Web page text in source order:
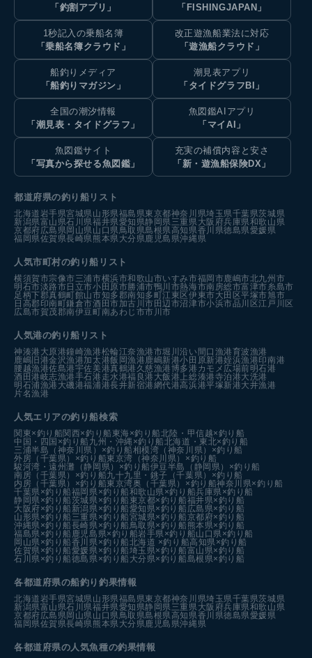
「釣割アプリ」
「FISHINGJAPAN」
1秒記入の乗船名簿
「乗船名簿クラウド」
改正遊漁船業法に対応
「遊漁船クラウド」
船釣りメディア
「船釣りマガジン」
潮見表アプリ
「タイドグラフBI」
全国の潮汐情報
「潮見表・タイドグラフ」
魚図鑑AIアプリ
「マイAI」
魚図鑑サイト
「写真から探せる魚図鑑」
充実の補償内容と安さ
「新・遊漁船保険DX」
都道府県の釣り船リスト
北海道 岩手県宮城県 山形県福島県東京都神奈川県埼玉県千葉県茨城県
新潟県富山県石川県福井県愛知県静岡県 三重県 大阪府兵庫県和歌山県
京都府広島県岡山県 山口県 鳥取県島根県高知県香川県徳島県愛媛県
福岡県佐賀県長崎県 熊本県 大分県 鹿児島県沖縄県
人気市町村の釣り船リスト
横須賀市宗像市三浦市横浜市和歌山市いすみ市福岡市鹿嶋市北九州市
明石市淡路市日立市小田原市勝浦市鴨川市熱海市南房総市富津市糸島市
足柄下郡真鶴町館山市知多郡南知多町江東区伊東市大田区平塚市旭市
日高郡印南町鎌倉市酒田市加古川市田辺市沼津市小浜市品川区江戸川区
広島市賀茂郡南伊豆町南あわじ市市川市
人気港の釣り船リスト
神湊港 大原港鐘崎漁港松輪江奈漁港市堀川沿い 間口漁港育波漁港
鹿嶋旧港金沢漁港加太港飯岡漁港 鹿嶋新港小田原新港姪浜漁港印南港
腰越漁港佐島港宇佐美港真鶴港 久慈漁港博多港カモメ広場前明石港
酒田港岐志漁港手石港 走水港福良港 大飯港 上総湊港寺泊港大洗港
明石浦漁港 大磯港福浦港長井新宿港網代港高浜港平塚新港大井漁港
片名漁港
人気エリアの釣り船検索
関東×釣り船関西×釣り船 東海×釣り船北陸・甲信越×釣り船
中国・四国×釣り船 九州・沖縄×釣り船北海道・東北×釣り船
三浦半島（神奈川県）×釣り船相模湾（神奈川県）×釣り船
外房（千葉県）×釣り船東京湾（神奈川県）×釣り船
駿河湾・遠州灘（静岡県）×釣り船伊豆半島（静岡県）×釣り船
南房（千葉県）×釣り船九十九里・銚子（千葉県）×釣り船
内房（千葉県）×釣り船東京湾奥（千葉県）×釣り船神奈川県×釣り船
千葉県×釣り船福岡県×釣り船和歌山県×釣り船兵庫県×釣り船
静岡県×釣り船茨城県×釣り船 東京都×釣り船福井県×釣り船
大阪府×釣り船 新潟県×釣り船愛知県×釣り船 広島県×釣り船
山形県×釣り船 三重県×釣り船宮城県×釣り船京都府×釣り船
沖縄県×釣り船長崎県×釣り船 鳥取県×釣り船 熊本県×釣り船
福島県×釣り船 鹿児島県×釣り船岩手県×釣り船山口県×釣り船
岡山県×釣り船香川県×釣り船北海道 ×釣り船高知県×釣り船
佐賀県×釣り船愛媛県×釣り船埼玉県×釣り船富山県×釣り船
石川県×釣り船徳島県×釣り船 大分県×釣り船島根県×釣り船
各都道府県の船釣り釣果情報
北海道 岩手県宮城県 山形県福島県東京都神奈川県埼玉県千葉県茨城県
新潟県富山県石川県福井県愛知県静岡県 三重県 大阪府兵庫県和歌山県
京都府広島県岡山県 山口県 鳥取県島根県高知県香川県徳島県愛媛県
福岡県佐賀県長崎県 熊本県 大分県 鹿児島県沖縄県
各都道府県の人気魚種の釣果情報